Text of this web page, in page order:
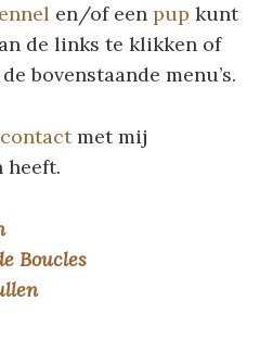
en/of een pup kunt
de links te klikken of
bovenstaande menu’s.
contactmet mij
heeft.
Boucles